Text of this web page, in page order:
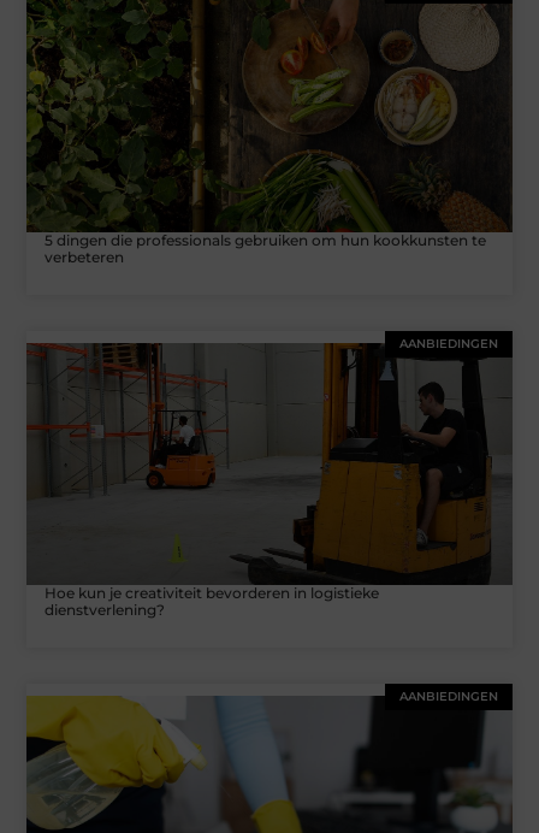
5 dingen die professionals gebruiken om hun kookkunsten te
verbeteren
AANBIEDINGEN
Hoe kun je creativiteit bevorderen in logistieke
dienstverlening?
AANBIEDINGEN